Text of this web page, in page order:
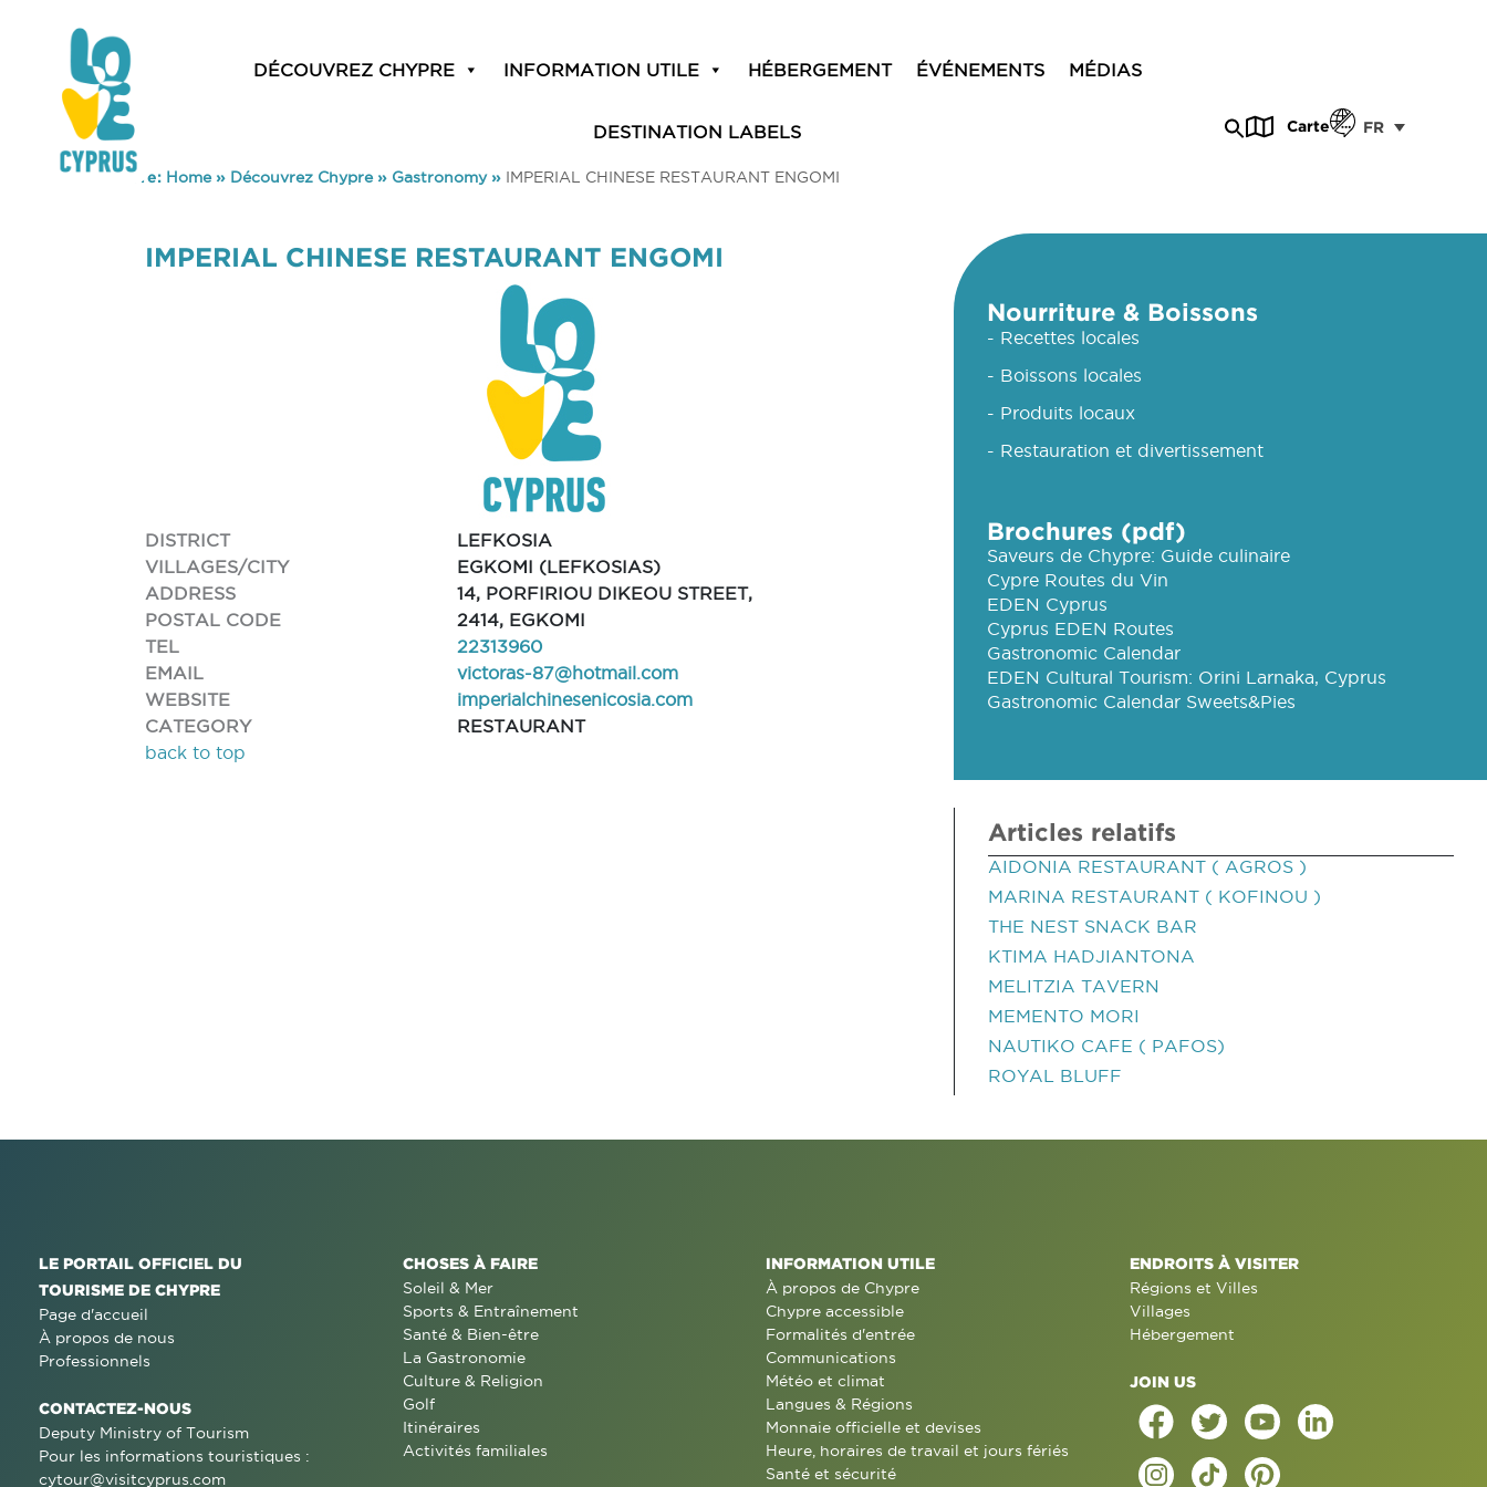
DÉCOUVREZ CHYPRE INFORMATION UTILE HÉBERGEMENT ÉVÉNEMENTS MÉDIAS
DESTINATION LABELS Carte FR
You are here: Home» Découvrez Chypre» Gastronomy» IMPERIAL CHINESE RESTAURANT ENGOMI
IMPERIAL CHINESE RESTAURANT ENGOMI
DISTRICT
LEFKOSIA
VILLAGES/CITY
EGKOMI (LEFKOSIAS)
ADDRESS
14, PORFIRIOU DIKEOU STREET,
POSTAL CODE
2414, EGKOMI
TEL
22313960
EMAIL
victoras-87@hotmail.com
WEBSITE
imperialchinesenicosia.com
CATEGORY
RESTAURANT
back to top
Nourriture & Boissons
- Recettes locales
- Boissons locales
- Produits locaux
- Restauration et divertissement
Brochures (pdf)
Saveurs de Chypre: Guide culinaire
Cypre Routes du Vin
EDEN Cyprus
Cyprus EDEN Routes
Gastronomic Calendar
EDEN Cultural Tourism: Orini Larnaka, Cyprus
Gastronomic Calendar Sweets&Pies
Articles relatifs
AIDONIA RESTAURANT ( AGROS )
MARINA RESTAURANT ( KOFINOU )
THE NEST SNACK BAR
KTIMA HADJIANTONA
MELITZIA TAVERN
MEMENTO MORI
NAUTIKO CAFE ( PAFOS)
ROYAL BLUFF
LE PORTAIL OFFICIEL DU
TOURISME DE CHYPRE
Page d'accueil
À propos de nous
Professionnels
CONTACTEZ-NOUS
Deputy Ministry of Tourism
Pour les informations touristiques :
cytour@visitcyprus.com
CHOSES À FAIRE
Soleil & Mer
Sports & Entraînement
Santé & Bien-être
La Gastronomie
Culture & Religion
Golf
Itinéraires
Activités familiales
INFORMATION UTILE
À propos de Chypre
Chypre accessible
Formalités d'entrée
Communications
Météo et climat
Langues & Régions
Monnaie officielle et devises
Heure, horaires de travail et jours fériés
Santé et sécurité
ENDROITS À VISITER
Régions et Villes
Villages
Hébergement
JOIN US